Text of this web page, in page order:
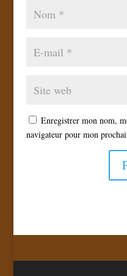
Enregistrer mon nom,
navigateur pour mon